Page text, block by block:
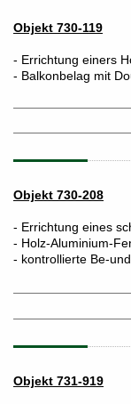
Objekt 730-119
- Errichtung einers
- Balkonbelag mit
Objekt 730-208
- Errichtung eines
- Holz-Aluminium-
- kontrollierte Be-
Objekt 731-919